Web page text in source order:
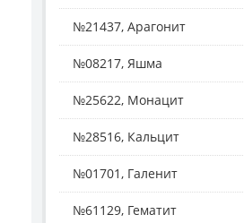
№21437, Арагонит
№08217, Яшма
№25622, Монацит
№28516, Кальцит
№01701, Галенит
№61129, Гематит